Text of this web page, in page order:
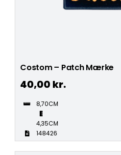
Costom – Patch Mærke
40,00 kr.
8,70CM
4,35CM
148426